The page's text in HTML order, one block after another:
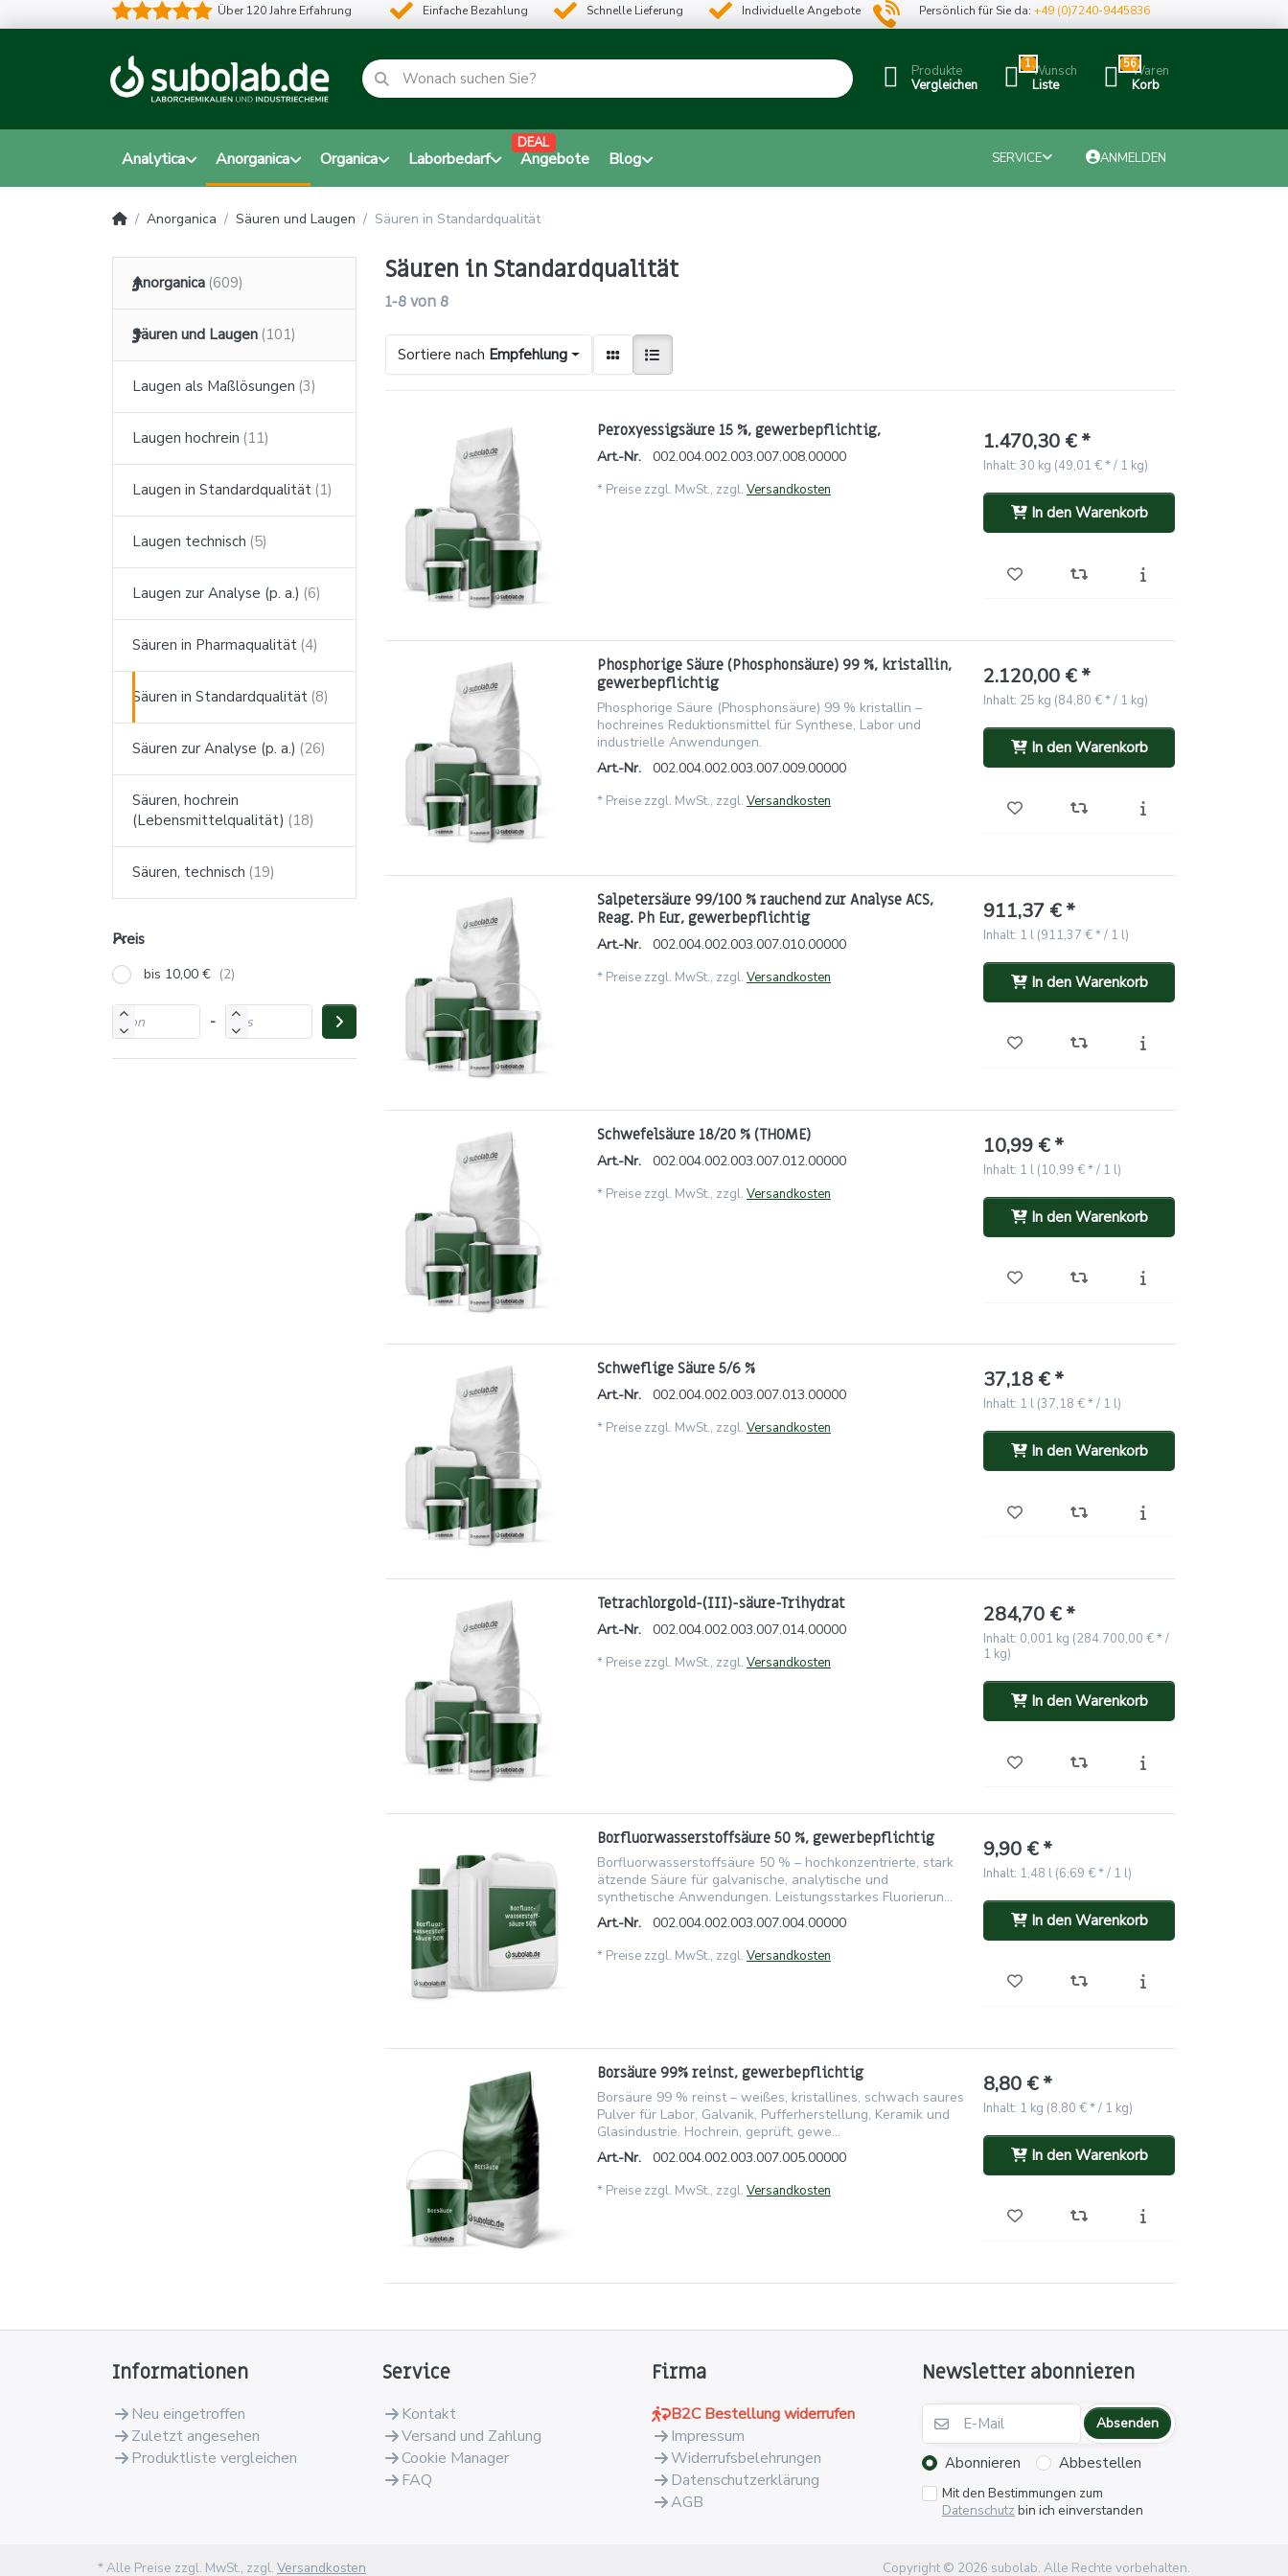
Über 120 Jahre Erfahrung Einfache Bezahlung Schnelle Lieferung Individuelle Angebote Persönlich für Sie da:+49 (0)7240-9445836
Produkte
Vergleichen
1Wunsch
Liste
56Waren
Korb
Analytica Anorganica Organica Laborbedarf Angebote
DEAL
Blog SERVICE ANMELDEN
Anorganica Säuren und Laugen Säuren in Standardqualität
Anorganica
Säuren und Laugen
Laugen als Maßlösungen
Laugen hochrein
Laugen in Standardqualität
Laugen technisch
Laugen zur Analyse (p. a.)
Säuren in Pharmaqualität
Säuren in Standardqualität
Säuren zur Analyse (p. a.)
Säuren, hochrein
(Lebensmittelqualität)
Säuren, technisch
Preis
bis 10,00 €
-
Säuren in Standardqualität
1-8von 8
Sortiere nach Empfehlung
Peroxyessigsäure 15 %, gewerbepflichtig,
Art.-Nr. 002.004.002.003.007.008.00000
* Preise zzgl. MwSt., zzgl. Versandkosten
1.470,30 € *
Inhalt: 30 kg (49,01 € * / 1 kg)
In den Warenkorb
Phosphorige Säure (Phosphonsäure) 99 %, kristallin,
gewerbepflichtig
Phosphorige Säure (Phosphonsäure) 99 % kristallin –
hochreines Reduktionsmittel für Synthese, Labor und
industrielle Anwendungen.
Art.-Nr.
002.004.002.003.007.009.00000
* Preise zzgl. MwSt., zzgl. Versandkosten
2.120,00 € *
Inhalt: 25 kg (84,80 € * / 1 kg)
In den Warenkorb
Salpetersäure 99/100 % rauchend zur Analyse ACS,
Reag. Ph Eur, gewerbepflichtig
Art.-Nr. 002.004.002.003.007.010.00000
* Preise zzgl. MwSt., zzgl. Versandkosten
911,37 € *
Inhalt: 1 l (911,37 € * / 1 l)
In den Warenkorb
Schwefelsäure 18/20 % (THOME)
Art.-Nr. 002.004.002.003.007.012.00000
* Preise zzgl. MwSt., zzgl. Versandkosten
10,99 € *
Inhalt: 1 l (10,99 € * / 1 l)
In den Warenkorb
Schweflige Säure 5/6 %
Art.-Nr. 002.004.002.003.007.013.00000
* Preise zzgl. MwSt., zzgl. Versandkosten
37,18 € *
Inhalt: 1 l (37,18 € * / 1 l)
In den Warenkorb
Tetrachlorgold-(III)-säure-Trihydrat
Art.-Nr. 002.004.002.003.007.014.00000
* Preise zzgl. MwSt., zzgl. Versandkosten
284,70 € *
Inhalt: 0,001 kg (284.700,00 € * /
1 kg)
In den Warenkorb
Borfluorwasserstoffsäure 50 %, gewerbepflichtig
Borfluorwasserstoffsäure 50 % – hochkonzentrierte, stark
ätzende Säure für galvanische, analytische und
synthetische Anwendungen. Leistungsstarkes Fluorierun...
Art.-Nr.
002.004.002.003.007.004.00000
* Preise zzgl. MwSt., zzgl. Versandkosten
9,90 € *
Inhalt: 1,48 l (6,69 € * / 1 l)
In den Warenkorb
Borsäure 99% reinst, gewerbepflichtig
Borsäure 99 % reinst – weißes, kristallines, schwach saures
Pulver für Labor, Galvanik, Pufferherstellung, Keramik und
Glasindustrie. Hochrein, geprüft, gewe...
Art.-Nr.
002.004.002.003.007.005.00000
* Preise zzgl. MwSt., zzgl. Versandkosten
8,80 € *
Inhalt: 1 kg (8,80 € * / 1 kg)
In den Warenkorb
Informationen
Neu eingetroffen
Zuletzt angesehen
Produktliste vergleichen
Service
Kontakt
Versand und Zahlung
Cookie Manager
FAQ
Firma
B2C Bestellung widerrufen
Impressum
Widerrufsbelehrungen
Datenschutzerklärung
AGB
Newsletter abonnieren
Absenden
Abonnieren Abbestellen
Mit den Bestimmungen zum
Datenschutz bin ich einverstanden
* Alle Preise zzgl. MwSt., zzgl. Versandkosten Copyright © 2026 subolab. Alle Rechte vorbehalten.